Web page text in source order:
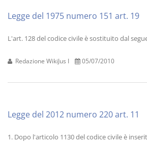
Legge del 1975 numero 151 art. 19
L'art. 128 del codice civile è sostituito dal
Redazione WikiJus I 05/07/2010
Legge del 2012 numero 220 art. 11
1. Dopo l'articolo 1130 del codice civile è